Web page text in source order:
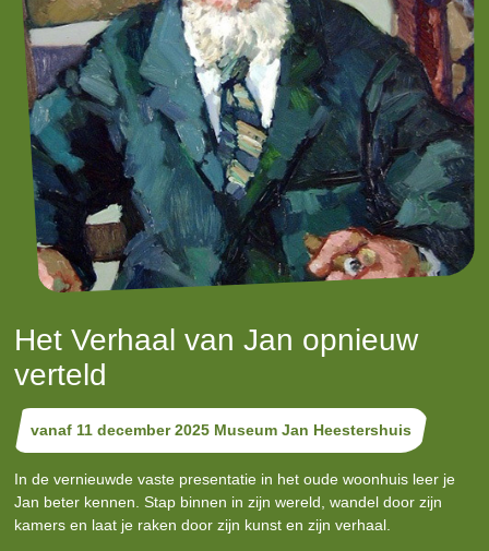
Het Verhaal van Jan opnieuw
verteld
vanaf 11 december 2025 Museum Jan Heestershuis
In de vernieuwde vaste presentatie in het oude woonhuis leer je
Jan beter kennen. Stap binnen in zijn wereld, wandel door zijn
kamers en laat je raken door zijn kunst en zijn verhaal.